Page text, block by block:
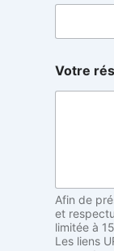
n
n
c
e
l
t
a
t
Votre
Afin de
et
limitée à
Les liens